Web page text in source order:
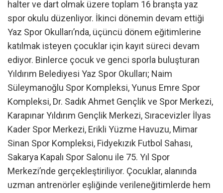
halter ve dart olmak üzere toplam 16 branşta yaz
spor okulu düzenliyor. İkinci dönemin devam ettiği
Yaz Spor Okulları’nda, üçüncü dönem eğitimlerine
katılmak isteyen çocuklar için kayıt süreci devam
ediyor. Binlerce çocuk ve genci sporla buluşturan
Yıldırım Belediyesi Yaz Spor Okulları; Naim
Süleymanoğlu Spor Kompleksi, Yunus Emre Spor
Kompleksi, Dr. Sadık Ahmet Gençlik ve Spor Merkezi,
Karapınar Yıldırım Gençlik Merkezi, Sıracevizler İlyas
Kader Spor Merkezi, Erikli Yüzme Havuzu, Mimar
Sinan Spor Kompleksi, Fidyekızık Futbol Sahası,
Sakarya Kapalı Spor Salonu ile 75. Yıl Spor
Merkezi’nde gerçekleştiriliyor. Çocuklar, alanında
uzman antrenörler eşliğinde verileneğitimlerde hem